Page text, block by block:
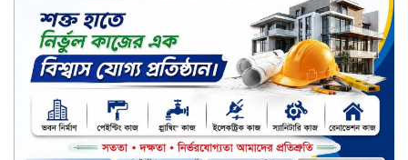
জাতিসংঘের হিসাব ও সরকারি গেজেটের
বাইরে থাকা ৫৬৪ নিহতের পরিচয়
প্রকাশের দাবি বিসিআরএসের
চুয়াডাঙ্গায় পুষ্পস্তবক অর্পণ ও আলোচনা
সভার মধ্য দিয়ে জুলাই গণঅভ্যুত্থান
দিবস পালিত